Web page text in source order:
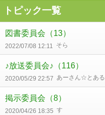
トピック一覧
図書委員会 （13）
2022/07/08 12:11 そら
♪放送委員会♪ （116）
2020/05/29 22:57 あーさん☆とあ
掲示委員会 （8）
2020/04/26 18:35 す